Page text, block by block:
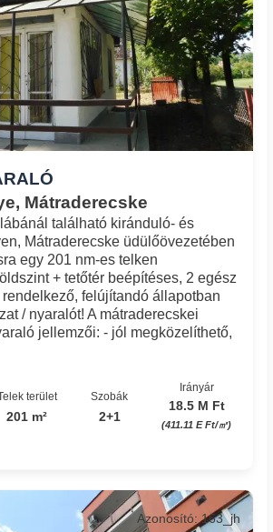
Mátraderecske
található kiránduló- és
Mátraderecske üdülőövezetében
egy 201 nm-es telken
+ tetőtér beépítéses, 2 egész
felújítandó állapotban
/ nyaralót! A mátraderecskei
jellemzői: - jól megközelíthető,
terület
201 m²
Szobák
2+1
Irányár
18.5 M Ft
(411.11 E Ft/㎡)
Azonosító: 163_jh